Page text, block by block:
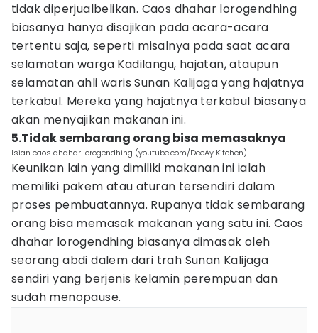
tidak diperjualbelikan. Caos dhahar lorogendhing
biasanya hanya disajikan pada acara-acara
tertentu saja, seperti misalnya pada saat acara
selamatan warga Kadilangu, hajatan, ataupun
selamatan ahli waris Sunan Kalijaga yang hajatnya
terkabul. Mereka yang hajatnya terkabul biasanya
akan menyajikan makanan ini.
5.Tidak sembarang orang bisa memasaknya
Isian caos dhahar lorogendhing (youtube.com/DeeAy Kitchen)
Keunikan lain yang dimiliki makanan ini ialah
memiliki pakem atau aturan tersendiri dalam
proses pembuatannya. Rupanya tidak sembarang
orang bisa memasak makanan yang satu ini. Caos
dhahar lorogendhing biasanya dimasak oleh
seorang abdi dalem dari trah Sunan Kalijaga
sendiri yang berjenis kelamin perempuan dan
sudah menopause.